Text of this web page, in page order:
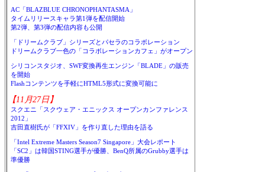
AC「BLAZBLUE CHRONOPHANTASMA」
タイムリリースキャラ第1弾を配信開始
第2弾、第3弾の配信内容も公開
「ドリームクラブ」シリーズとパセラのコラボレーション
ドリームクラブ一色の「コラボレーションカフェ」がオープン
シリコンスタジオ、SWF変換再生エンジン「BLADE」の販売
を開始
Flashコンテンツを手軽にHTML5形式に変換可能に
【11月27日】
スクエニ「スクウェア・エニックス オープンカンファレンス
2012」
吉田直樹氏が「FFXIV」を作り直した理由を語る
「Intel Extreme Masters Season7 Singapore」大会レポート
「SC2」は韓国STING選手が優勝、BenQ所属のGrubby選手は
準優勝